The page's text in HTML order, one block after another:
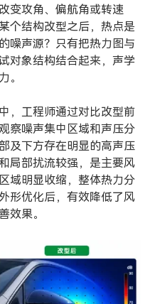
变攻角、偏航角或转速
个结构改型之后，热点是
噪声源？只有把热力图与
对象结构结合起来，声学
。
，工程师通过对比改型前
察噪声集中区域和声压分
及下方存在明显的高声压
局部扰流较强，是主要风
域明显收缩，整体热力分
形优化后，有效降低了风
效果。